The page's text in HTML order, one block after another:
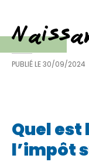
PUBLIÉ LE30/09/2024
Quel est
l’impôt